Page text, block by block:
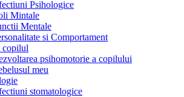
Psihologice
Mintale
Mentale
si Comportament
copilul
psihomotorie a copilului
meu
stomatologice